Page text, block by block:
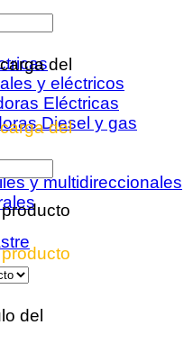
y eléctricos
Eléctricas
Diesel y gas
y multidireccionales
del
del
del